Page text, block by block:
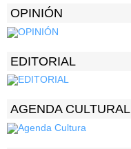
OPINIÓN
EDITORIAL
AGENDA CULTURAL